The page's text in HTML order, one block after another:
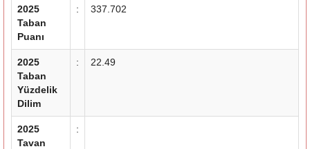
2025
Taban
Puanı
: 337.702
2025
Taban
Yüzdelik
Dilim
: 22.49
2025
Tavan
: